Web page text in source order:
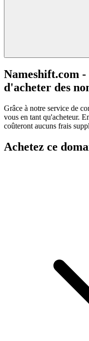
Nameshift.com
d'acheter des
Grâce à notre service de
vous en tant qu'acheteur.
coûteront aucuns frais
Achetez ce